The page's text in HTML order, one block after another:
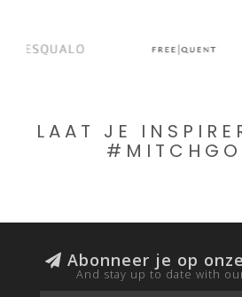
LAAT JE
Abonneer je op
And stay up to date with